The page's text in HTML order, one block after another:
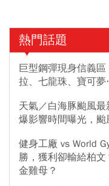
熱門話題
巨型鋼彈現身信義
拉、七龍珠、寶可
天氣／白海豚颱風
爆影響時間曝光，
健身工廠 vs World
勝，獲利卻輸給柏
金雞母？